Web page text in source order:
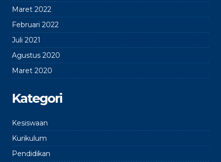
Maret 2022
Februari 2022
Juli 2021
Agustus 2020
Maret 2020
Kategori
Kesiswaan
Kurikulum
Pendidikan